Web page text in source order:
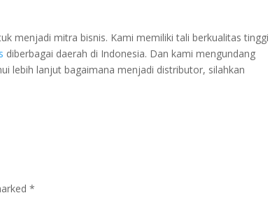
menjadi mitra bisnis. Kami memiliki tali berkualitas tinggi
diberbagai daerah di Indonesia. Dan kami mengundang
lebih lanjut bagaimana menjadi distributor, silahkan
*